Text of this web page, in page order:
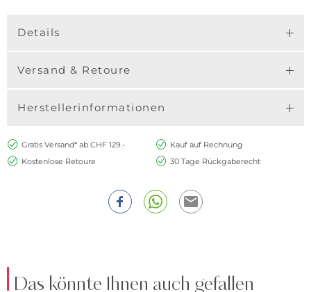
Details
Versand & Retoure
Herstellerinformationen
Gratis Versand* ab CHF 129.-
Kauf auf Rechnung
Kostenlose Retoure
30 Tage Rückgaberecht
Das könnte Ihnen auch gefallen